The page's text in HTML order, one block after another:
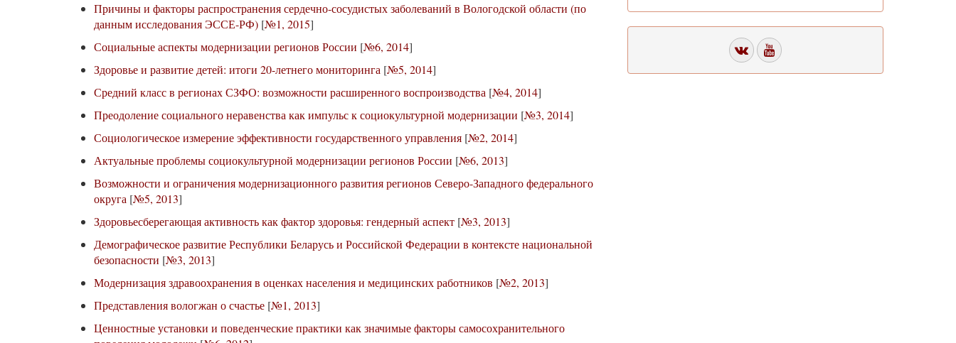
Причины и факторы распространения сердечно-сосудистых заболеваний в Вологодской области (по
данным исследования ЭССЕ-РФ) [№1, 2015]
Социальные аспекты модернизации регионов России [№6, 2014]
Здоровье и развитие детей: итоги 20-летнего мониторинга [№5, 2014]
Средний класс в регионах СЗФО: возможности расширенного воспроизводства [№4, 2014]
Преодоление социального неравенства как импульс к социокультурной модернизации [№3, 2014]
Социологическое измерение эффективности государственного управления [№2, 2014]
Актуальные проблемы социокультурной модернизации регионов России [№6, 2013]
Возможности и ограничения модернизационного развития регионов Северо-Западного федерального
округа [№5, 2013]
Здоровьесберегающая активность как фактор здоровья: гендерный аспект [№3, 2013]
Демографическое развитие Республики Беларусь и Российской Федерации в контексте национальной
безопасности [№3, 2013]
Модернизация здравоохранения в оценках населения и медицинских работников [№2, 2013]
Представления вологжан о счастье [№1, 2013]
Ценностные установки и поведенческие практики как значимые факторы самосохранительного